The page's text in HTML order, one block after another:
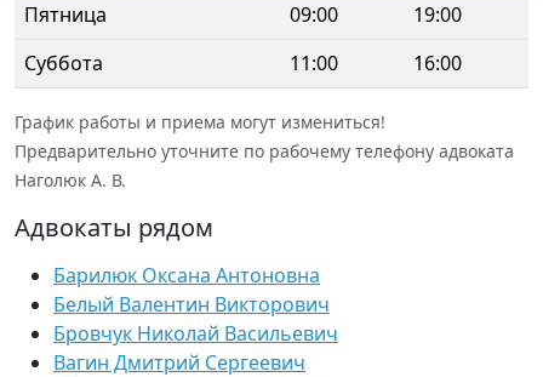
Пятница
09:00
19:00
Суббота
11:00 16:00
График работы и приема могут измениться!
Предварительно уточните по рабочему телефону адвоката
Наголюк А. В.
Адвокаты рядом
Барилюк Оксана Антоновна
Белый Валентин Викторович
Бровчук Николай Васильевич
Вагин Дмитрий Сергеевич